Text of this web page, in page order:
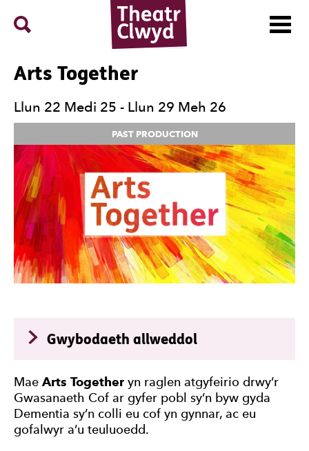
Theatr Clwyd
Search Menu
Arts Together
PAST PRODUCTION
Llun 22 Medi 25 - Llun 29 Meh 26
Meta
Gwybodaeth allweddol
Mae Arts Together yn raglen atgyfeirio drwy’r
Gwasanaeth Cof ar gyfer pobl sy’n byw gyda
Dementia sy’n colli eu cof yn gynnar, ac eu
gofalwyr a’u teuluoedd.